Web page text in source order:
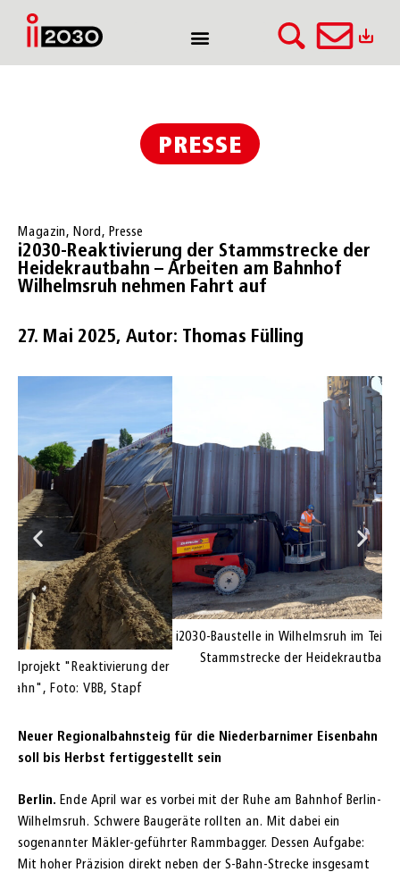
PRESSE
Magazin, Nord , Presse
i2030-Reaktivierung der Stammstrecke der
Heidekrautbahn – Arbeiten am Bahnhof
Wilhelmsruh nehmen Fahrt auf
27. Mai 2025, Autor: Thomas Fülling
i2030-Baustelle in Wilhelmsruh im Teilprojekt "Reaktivierung der
Stammstrecke der Heidekrautbahn", Foto: VBB, Fülling
Neuer Regionalbahnsteig für die Niederbarnimer Eisenbahn
soll bis Herbst fertiggestellt sein
Berlin. Ende April war es vorbei mit der Ruhe am Bahnhof Berlin-
Wilhelmsruh. Schwere Baugeräte rollten an. Mit dabei ein
sogenannter Mäkler-geführter Rammbagger. Dessen Aufgabe:
Mit hoher Präzision direkt neben der S-Bahn-Strecke insgesamt